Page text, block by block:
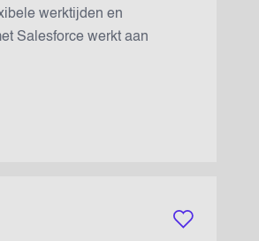
werktijden en
Salesforce werkt aan
Bewaar